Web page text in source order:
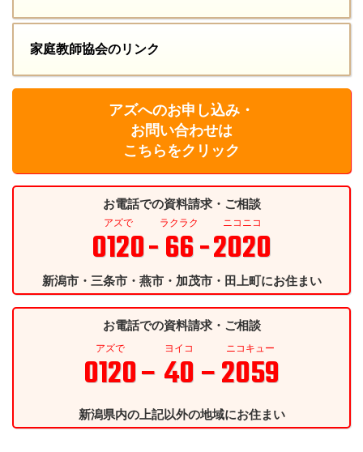
家庭教師協会のリンク
アズへのお申し込み・
お問い合わせは
こちらをクリック
お電話での資料請求・ご相談
アズで
0120
ラクラク
- 66 -
ニコニコ
2020
新潟市・三条市・燕市・加茂市・田上町にお住まい
お電話での資料請求・ご相談
アズで
0120
ヨイコ
– 40 –
ニコキュー
2059
新潟県内の上記以外の地域にお住まい